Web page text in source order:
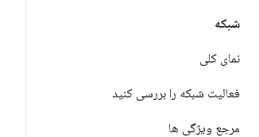
شبکه
نمای کلی
فعالیت شبکه را بررسی کنید
مرجع ویژگی ها